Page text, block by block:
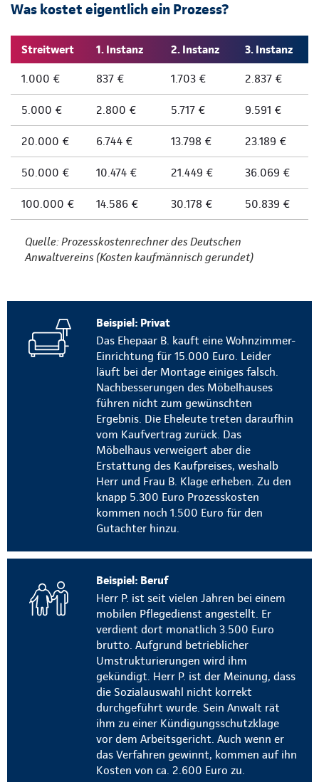
Was kostet eigentlich ein Prozess?
Streitwert 1. Instanz 2. Instanz 3. Instanz
1.000 € 837 € 1.703 € 2.837 €
5.000 € 2.800 € 5.717 € 9.591 €
20.000 € 6.744 € 13.798 € 23.189 €
50.000 € 10.474 € 21.449 € 36.069 €
100.000 € 14.586 € 30.178 € 50.839 €
Quelle: Prozesskostenrechner des Deutschen
Anwaltvereins (Kosten kaufmännisch gerundet)
Beispiel: Privat
Das Ehepaar B. kauft eine Wohnzimmer-
Einrichtung für 15.000 Euro. Leider
läuft bei der Montage einiges falsch.
Nachbesserungen des Möbelhauses
führen nicht zum gewünschten
Ergebnis. Die Eheleute treten daraufhin
vom Kaufvertrag zurück. Das
Möbelhaus verweigert aber die
Erstattung des Kaufpreises, weshalb
Herr und Frau B. Klage erheben. Zu den
knapp 5.300 Euro Prozesskosten
kommen noch 1.500 Euro für den
Gutachter hinzu.
Beispiel: Beruf
Herr P. ist seit vielen Jahren bei einem
mobilen Pflegedienst angestellt. Er
verdient dort monatlich 3.500 Euro
brutto. Aufgrund betrieblicher
Umstrukturierungen wird ihm
gekündigt. Herr P. ist der Meinung, dass
die Sozialauswahl nicht korrekt
durchgeführt wurde. Sein Anwalt rät
ihm zu einer Kündigungsschutzklage
vor dem Arbeitsgericht. Auch wenn er
das Verfahren gewinnt, kommen auf ihn
Kosten von ca. 2.600 Euro zu.